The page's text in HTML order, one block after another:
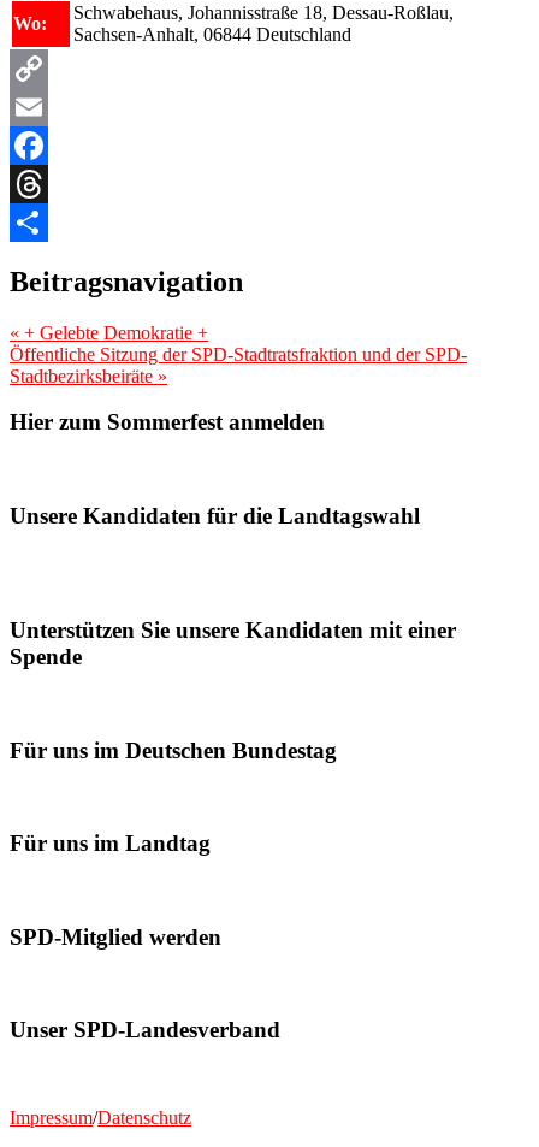
Wo:
Schwabehaus, Johannisstraße 18, Dessau-Roßlau,
Sachsen-Anhalt, 06844 Deutschland
Copy
Link
Email
Facebook
Threads
Beitragsnavigation
« + Gelebte Demokratie +
Öffentliche Sitzung der SPD-Stadtratsfraktion und der SPD-
Stadtbezirksbeiräte »
Hier zum Sommerfest anmelden
Unsere Kandidaten für die Landtagswahl
Unterstützen Sie unsere Kandidaten mit einer
Spende
Für uns im Deutschen Bundestag
Für uns im Landtag
SPD-Mitglied werden
Unser SPD-Landesverband
Impressum/Datenschutz